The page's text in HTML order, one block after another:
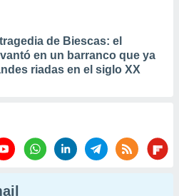
de Biescas: el
en un barranco que ya
riadas en el siglo XX